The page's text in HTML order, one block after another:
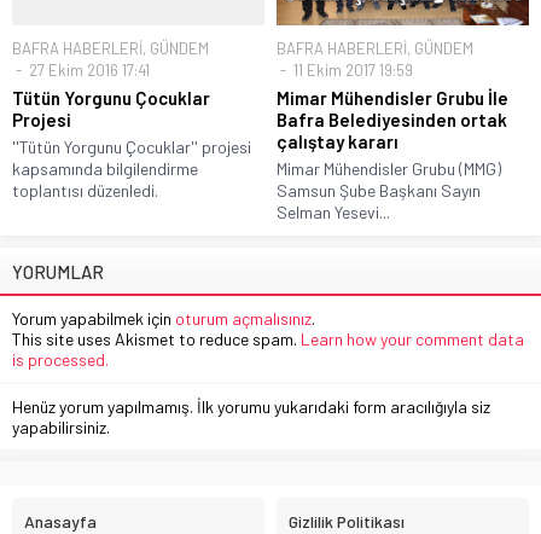
BAFRA HABERLERİ, GÜNDEM
27 Ekim 2016 17:41
Tütün Yorgunu Çocuklar
Projesi
''Tütün Yorgunu Çocuklar'' projesi
kapsamında bilgilendirme
toplantısı düzenledi.
BAFRA HABERLERİ, GÜNDEM
11 Ekim 2017 19:59
Mimar Mühendisler Grubu İle
Bafra Belediyesinden ortak
çalıştay kararı
Mimar Mühendisler Grubu (MMG)
Samsun Şube Başkanı Sayın
Selman Yesevi...
YORUMLAR
Yorum yapabilmek için oturum açmalısınız.
This site uses Akismet to reduce spam. Learn how your comment data
is processed.
Henüz yorum yapılmamış. İlk yorumu yukarıdaki form aracılığıyla siz
yapabilirsiniz.
Anasayfa Gizlilik Politikası